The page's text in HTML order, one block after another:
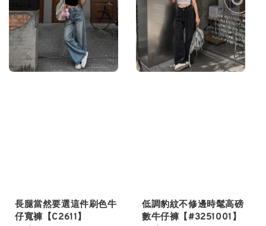
長腿當然要選這件刷色牛
仔寬褲【C2611】
低調豹紋不修邊時髦高磅
數牛仔褲【#3251001】